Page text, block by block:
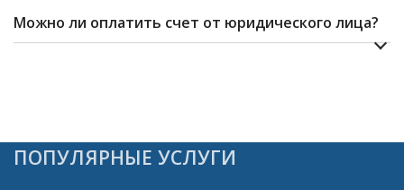
Можно ли оплатить счет от юридического лица?
ПОПУЛЯРНЫЕ УСЛУГИ